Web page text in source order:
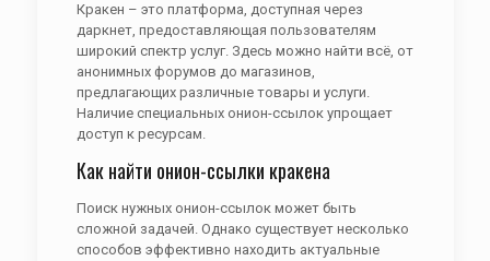
Кракен – это платформа, доступная через
даркнет, предоставляющая пользователям
широкий спектр услуг. Здесь можно найти всё, от
анонимных форумов до магазинов,
предлагающих различные товары и услуги.
Наличие специальных онион-ссылок упрощает
доступ к ресурсам.
Как найти онион-ссылки кракена
Поиск нужных онион-ссылок может быть
сложной задачей. Однако существует несколько
способов эффективно находить актуальные